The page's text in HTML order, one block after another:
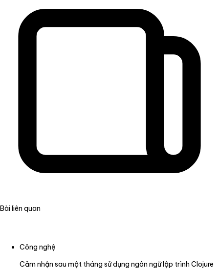
Bài liên quan
Công nghệ
Cảm nhận sau một tháng sử dụng ngôn ngữ lập trình Clojure